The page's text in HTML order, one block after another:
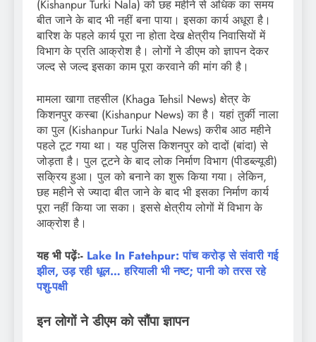
(Kishanpur Turki Nala) को छह महीने से अधिक का समय
बीत जाने के बाद भी नहीं बना पाया। इसका कार्य अधूरा है।
बारिश के पहले कार्य पूरा ना होता देख क्षेत्रीय निवासियों में
विभाग के प्रति आक्रोश है। लोगों ने डीएम को ज्ञापन देकर
जल्द से जल्द इसका काम पूरा करवाने की मांग की है।
मामला खागा तहसील (Khaga Tehsil News) क्षेत्र के
किशनपुर कस्बा (Kishanpur News) का है। यहां तुर्की नाला
का पुल (Kishanpur Turki Nala News) करीब आठ महीने
पहले टूट गया था। यह पुलिस किशनपुर को दादों (बांदा) से
जोड़ता है। पुल टूटने के बाद लोक निर्माण विभाग (पीडब्ल्यूडी)
सक्रिय हुआ। पुल को बनाने का शुरू किया गया। लेकिन,
छह महीने से ज्यादा बीत जाने के बाद भी इसका निर्माण कार्य
पूरा नहीं किया जा सका। इससे क्षेत्रीय लोगों में विभाग के
आक्रोश है।
यह भी पढ़ेंः- Lake In Fatehpur: पांच करोड़ से संवारी गई
झील, उड़ रही धूल… हरियाली भी नष्ट; पानी को तरस रहे
पशु-पक्षी
इन लोगों ने डीएम को सौंपा ज्ञापन